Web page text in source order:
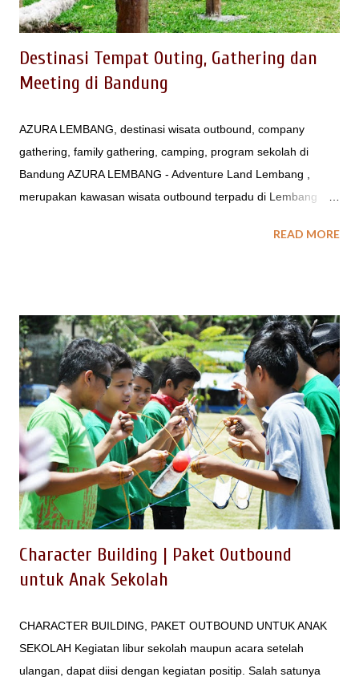
dioptimalkan untuk acara kebersa...
Destinasi Tempat Outing, Gathering dan
Meeting di Bandung
AZURA LEMBANG, destinasi wisata outbound, company
gathering, family gathering, camping, program sekolah di
Bandung AZURA LEMBANG - Adventure Land Lembang ,
merupakan kawasan wisata outbound terpadu di Lembang
atmosfer dan panorama pegunungan Tangkuban Perahu yang
Lembang untuk kenyamanan pengunjung . . . Fasilitas yang
tersedia di area wisata bandung Barat ini tersedia untuk
memberikan rasa nyaman saat berkunjung / beratiftas.
Fasilitas pendukung di AZURA LEMBANG Bandung Barat ini,
antara lain : - Area Parkir luas yang mudah dijangkau dari
Jalan Raya Lembang - Maribaya - Area terbuka dengan
tanaman rumput untuk berbagai aktifitas - Fasilitas Gazebo
yang dapat dioptimalkan sebagai ruang serbaguna - Lanscape
/ Taman yang ter...
READ MORE
Character Building | Paket Outbound
untuk Anak Sekolah
CHARACTER BUILDING, PAKET OUTBOUND UNTUK ANAK
SEKOLAH Kegiatan libur sekolah maupun acara setelah
ulangan, dapat diisi dengan kegiatan positip. Salah satunya